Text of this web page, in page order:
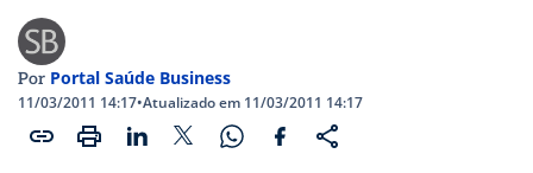
Por Portal Saúde Business
11/03/2011 14:17•Atualizado em 11/03/2011 14:17